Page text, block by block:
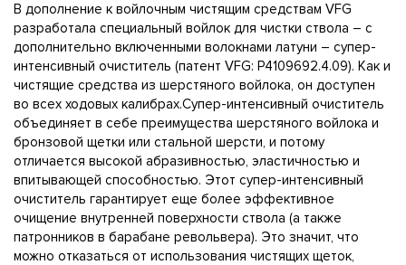
В дополнение к войлочным чистящим средствам VFG
разработала специальный войлок для чистки ствола – с
дополнительно включенными волокнами латуни – супер-
интенсивный очиститель (патент VFG: P4109692.4.09). Как и
чистящие средства из шерстяного войлока, он доступен
во всех ходовых калибрах.Супер-интенсивный очиститель
объединяет в себе преимущества шерстяного войлока и
бронзовой щетки или стальной шерсти, и потому
отличается высокой абразивностью, эластичностью и
впитывающей способностью. Этот супер-интенсивный
очиститель гарантирует еще более эффективное
очищение внутренней поверхности ствола (а также
патронников в барабане револьвера). Это значит, что
можно отказаться от использования чистящих щеток,